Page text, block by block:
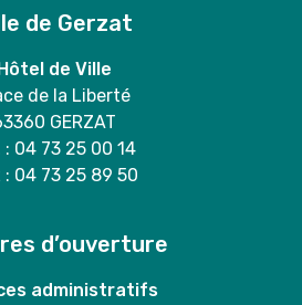
de Gerzat
de Ville
de la Liberté
GERZAT
: 04 73 25 00 14
: 04 73 25 89 50
d’ouverture
administratifs